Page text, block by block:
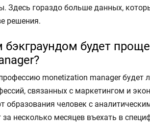
Здесь гораздо больше данных,
решения.
будет проще
monetization manager
связанных с маркетингом и
образования человек с
несколько месяцев въехать в